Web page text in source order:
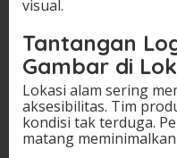
visual.
Tantangan
Gambar di
Lokasi alam sering
aksesibilitas. Tim
kondisi tak terduga.
matang